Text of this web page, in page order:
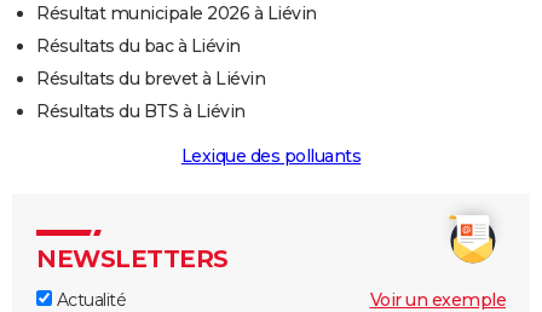
Résultat municipale 2026 à Liévin
Résultats du bac à Liévin
Résultats du brevet à Liévin
Résultats du BTS à Liévin
Lexique des polluants
NEWSLETTERS
Actualité
Voir un exemple